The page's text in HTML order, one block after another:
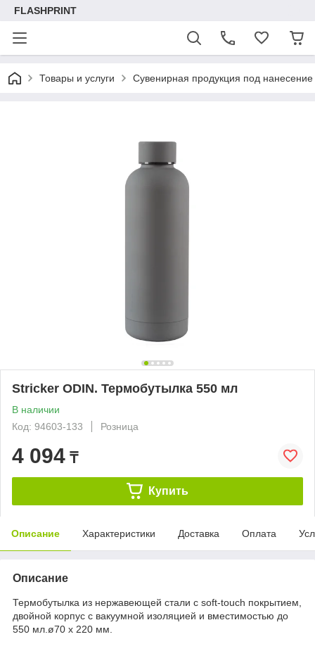
FLASHPRINT
Товары и услуги Сувенирная продукция под нанесение
Stricker ODIN. Термобутылка 550 мл
В наличии
Код: 94603-133
Розница
4 094 ₸
Купить
Описание Характеристики Доставка Оплата
Описание
Термобутылка из нержавеющей стали с soft-touch покрытием,
двойной корпус с вакуумной изоляцией и вместимостью до
550 мл.ø70 x 220 мм.